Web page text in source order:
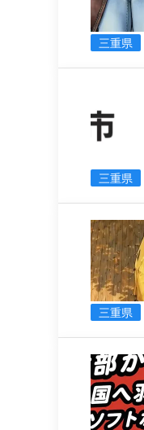
三重県
三重県
三重県